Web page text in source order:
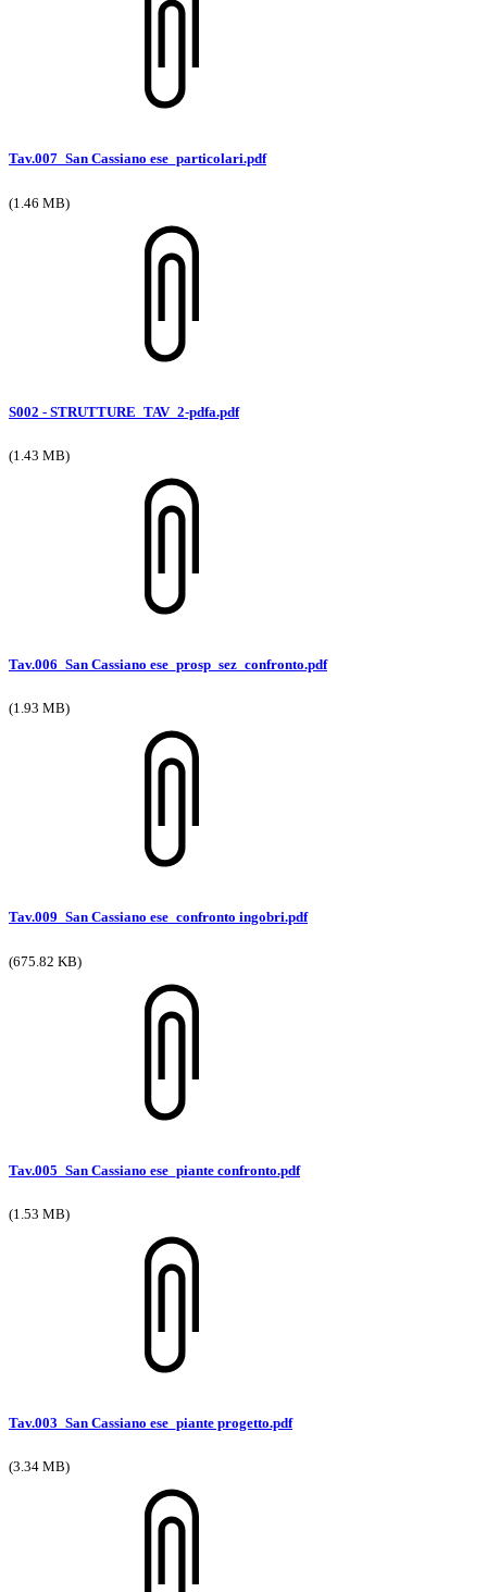
Tav.007_San Cassiano ese_particolari.pdf
(1.46 MB)
S002 - STRUTTURE_TAV_2-pdfa.pdf
(1.43 MB)
Tav.006_San Cassiano ese_prosp_sez_confronto.pdf
(1.93 MB)
Tav.009_San Cassiano ese_confronto ingobri.pdf
(675.82 KB)
Tav.005_San Cassiano ese_piante confronto.pdf
(1.53 MB)
Tav.003_San Cassiano ese_piante progetto.pdf
(3.34 MB)